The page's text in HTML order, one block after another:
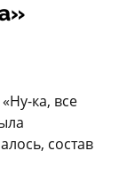
ка, все
состав